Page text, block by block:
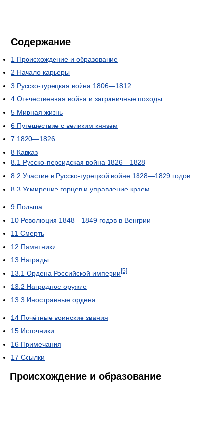
Содержание
1 Происхождение и образование
2 Начало карьеры
3 Русско-турецкая война 1806—1812
4 Отечественная война и заграничные походы
5 Мирная жизнь
6 Путешествие с великим князем
7 1820—1826
8 Кавказ
8.1 Русско-персидская война 1826—1828
8.2 Участие в Русско-турецкой войне 1828—1829 годов
8.3 Усмирение горцев и управление краем
9 Польша
10 Революция 1848—1849 годов в Венгрии
11 Смерть
12 Памятники
13 Награды
13.1 Ордена Российской империи[5]
13.2 Наградное оружие
13.3 Иностранные ордена
14 Почётные воинские звания
15 Источники
16 Примечания
17 Ссылки
Происхождение и образование